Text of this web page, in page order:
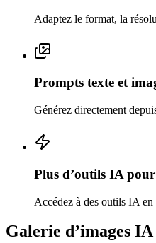
Adaptez le format, la
Prompts texte et
Générez directement
Plus d’outils IA
Accédez à des outils IA
Galerie d’images